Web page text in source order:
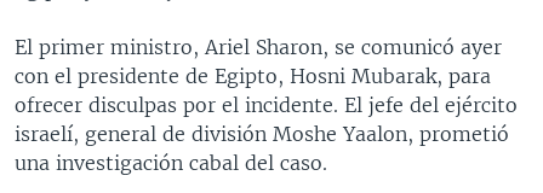
búsqueda
CHILE
PERÚ
ECUADOR
EL SALVADOR
GUATEMALA
HONDURAS
INMIGRACIÓN
LIBERTAD DE PRENSA
MUNDO
ESPECIALES DE LA VOA
LIBERTAD DE PRENSA
UCRANIA
El primer ministro, Ariel Sharon, se comunicó ayer
con el presidente de Egipto, Hosni Mubarak, para
ofrecer disculpas por el incidente. El jefe del ejército
israelí, general de división Moshe Yaalon, prometió
una investigación cabal del caso.